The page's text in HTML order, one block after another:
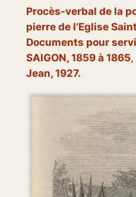
Procès-verbal de la
pierre de l’Eglise
Documents pour
SAIGON, 1859 à 1865,
Jean, 1927.